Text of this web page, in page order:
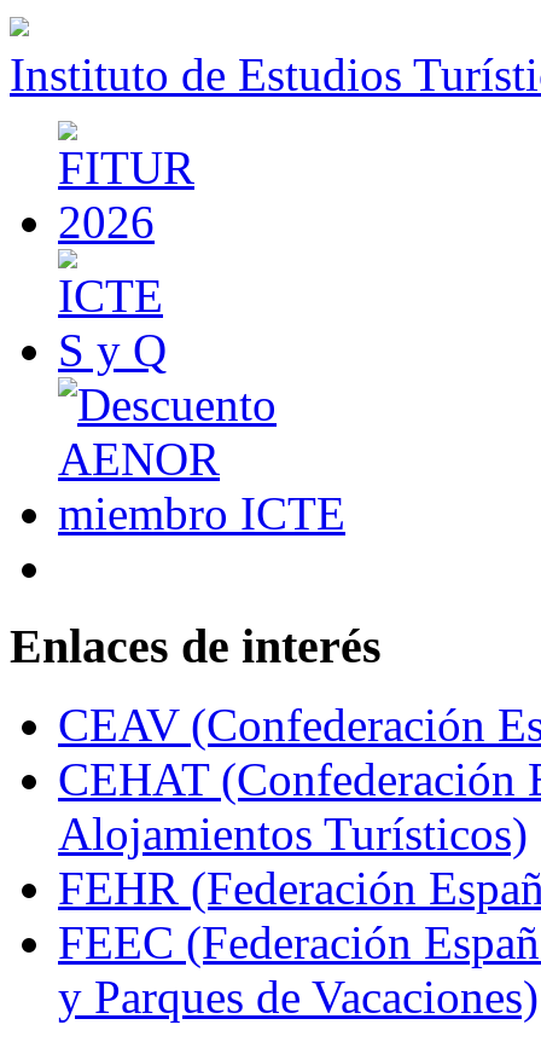
Instituto de Estudios
Enlaces de interés
CEAV (Confederación
CEHAT (Confederación
Alojamientos Turísticos)
FEHR (Federación
FEEC (Federación
y Parques de Vacaciones)